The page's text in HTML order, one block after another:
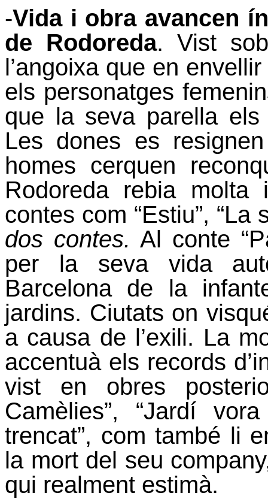
-Vida i obra avancen
de Rodoreda. Vist
l’angoixa que en
els personatges
que la seva parella
Les dones es
homes cerquen
Rodoreda rebia molta
contes com “Estiu”,
dos contes. Al conte
per la seva vida
Barcelona de la
jardins. Ciutats on
a causa de l’exili. La
accentuà els records
vist en obres
Camèlies”, “Jardí
trencat”, com també li
la mort del seu
qui realment estimà.